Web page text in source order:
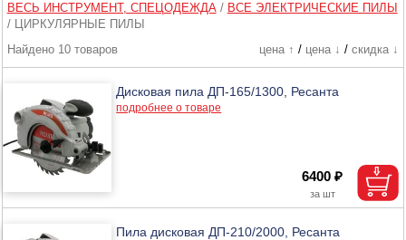
ВЕСЬ ИНСТРУМЕНТ, СПЕЦОДЕЖДА/ ВСЕ ЭЛЕКТРИЧЕСКИЕ ПИЛЫ
/
ЦИРКУЛЯРНЫЕ ПИЛЫ
Найдено 10 товаров
цена ↑ / цена ↓ / скидка ↓
Дисковая пила ДП-165/1300, Ресанта
подробнее о товаре
6400 ₽
Пила дисковая ДП-210/2000, Ресанта